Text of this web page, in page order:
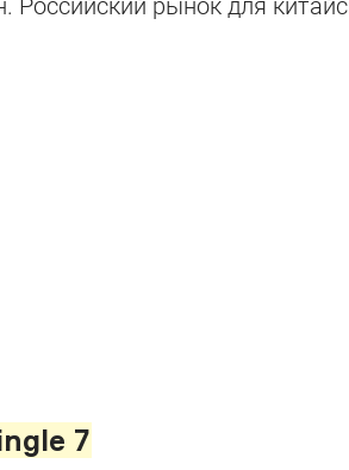
Российский рынок для
7